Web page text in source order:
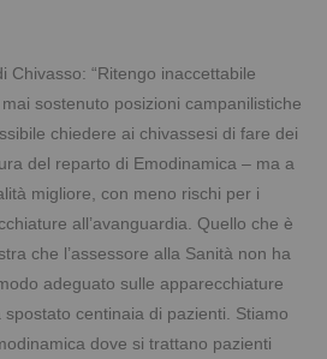
Chivasso: “Ritengo inaccettabile
sostenuto posizioni campanilistiche
chiedere ai chivassesi di fare dei
del reparto di Emodinamica – ma a
migliore, con meno rischi per i
all’avanguardia. Quello che è
che l’assessore alla Sanità non ha
adeguato sulle apparecchiature
centinaia di pazienti. Stiamo
dove si trattano pazienti